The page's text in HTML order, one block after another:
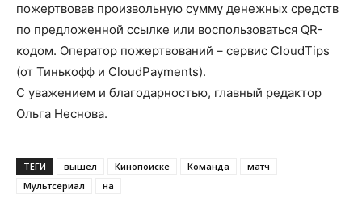
пожертвовав произвольную сумму денежных средств
по предложенной ссылке или воспользоваться QR-
кодом. Оператор пожертвований – сервис CloudTips
(от Тинькофф и CloudPayments).
С уважением и благодарностью, главный редактор
Ольга Неснова.
ТЕГИ вышел Кинопоиске Команда
матч
Мультсериал
на